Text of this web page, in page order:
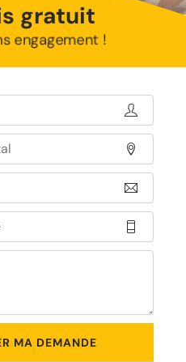
gratuit
engagement !